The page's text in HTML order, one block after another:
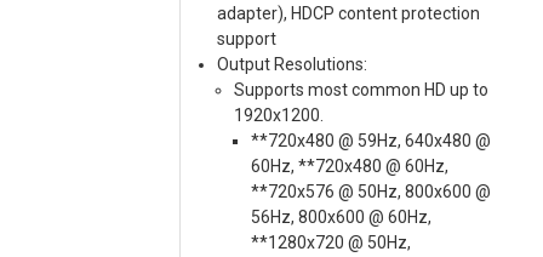
adapter), HDCP content protection
support
Output Resolutions:
Supports most common HD up to
1920x1200.
**720x480 @ 59Hz, 640x480 @
60Hz, **720x480 @ 60Hz,
**720x576 @ 50Hz, 800x600 @
56Hz, 800x600 @ 60Hz,
**1280x720 @ 50Hz,